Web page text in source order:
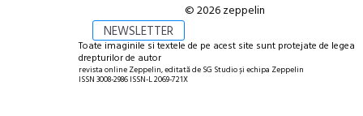
NEWSLETTER
© 2026 zeppelin
Toate imaginile si textele de pe acest site sunt protejate de legea
drepturilor de autor
revista online Zeppelin, editată de SG Studio și echipa Zeppelin
ISSN 3008-2986 ISSN-L 2069-721X